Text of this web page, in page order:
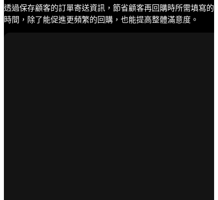
透過保存顧客的訂單寄送資訊，節省顧客再回購時所需填寫的
時間，除了能促進更頻繁的回購，也能提高整體滿意度。